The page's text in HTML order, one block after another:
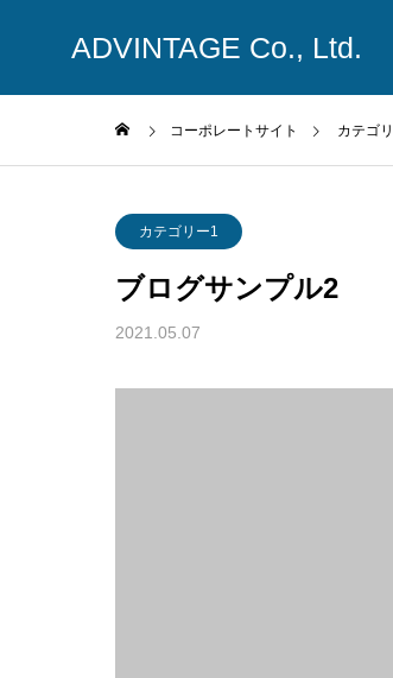
ADVINTAGE Co., Ltd.
HOME
コーポレートサイト カテゴ
カテゴリー1
ブログサンプル2
2021.05.07